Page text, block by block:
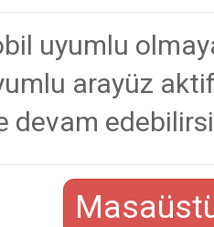
uyumlu
arayüz
devam